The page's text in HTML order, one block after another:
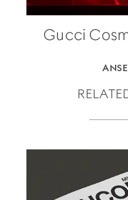
Gucci